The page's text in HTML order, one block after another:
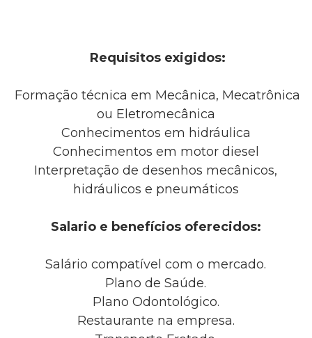
Requisitos exigidos:
Formação técnica em Mecânica, Mecatrônica
ou Eletromecânica
Conhecimentos em hidráulica
Conhecimentos em motor diesel
Interpretação de desenhos mecânicos,
hidráulicos e pneumáticos
Salario e benefícios oferecidos:
Salário compatível com o mercado.
Plano de Saúde.
Plano Odontológico.
Restaurante na empresa.